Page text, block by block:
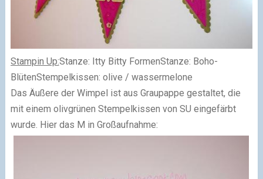
Stampin Up:Stanze: Itty Bitty FormenStanze: Boho-
BlütenStempelkissen: olive / wassermelone
Das Äußere der Wimpel ist aus Graupappe gestaltet, die
mit einem olivgrünen Stempelkissen von SU eingefärbt
wurde. Hier das M in Großaufnahme: